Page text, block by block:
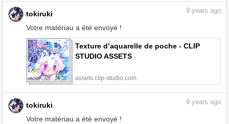
tokiruki
Votre matériau a été envoyé !
9 years ago
Texture d’aquarelle de poche - CLIP
STUDIO ASSETS
assets.clip-studio.com
tokiruki
Votre matériau a été envoyé !
9 years ago